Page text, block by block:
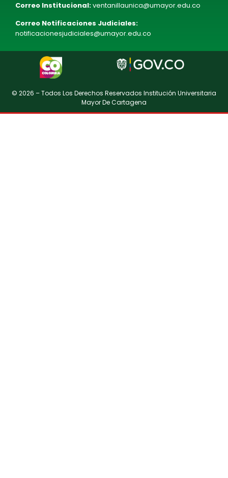
Correo Institucional:ventanillaunica@umayor.edu.co
Correo Notificaciones Judiciales:
notificacionesjudiciales@umayor.edu.co
© 2026 – Todos Los Derechos Reservados Institución Universitaria
Mayor De Cartagena